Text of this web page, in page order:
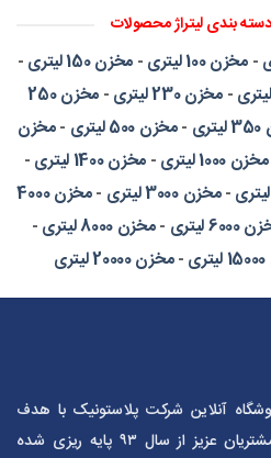
بندی لیتراژ محصولات
-مخزن 100 لیتری -مخزن 150 لیتری
-
-مخزن 230 لیتری -
مخزن 250
-مخزن 500 لیتری -مخزن
1000 لیتری -مخزن 1400 لیتری
-
-مخزن 3000 لیتری -
مخزن 4000
لیتری -مخزن 8000 لیتری
-
-مخزن 20000 لیتری
آنلاین شرکت پلاستونیک با هدف
ارتباط مستقیم و بی واسطه با مشتریان عزیز از سال ۹۳ پایه ریزی شده